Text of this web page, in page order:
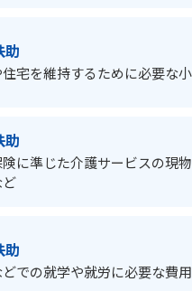
助
宅を維持するために必要な
助
に準じた介護サービスの現
助
での就学や就労に必要な費用